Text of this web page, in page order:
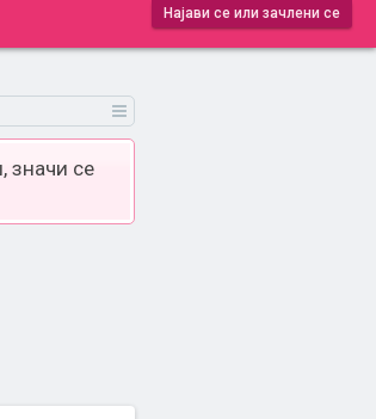
Најави се или зачлени се
значи се